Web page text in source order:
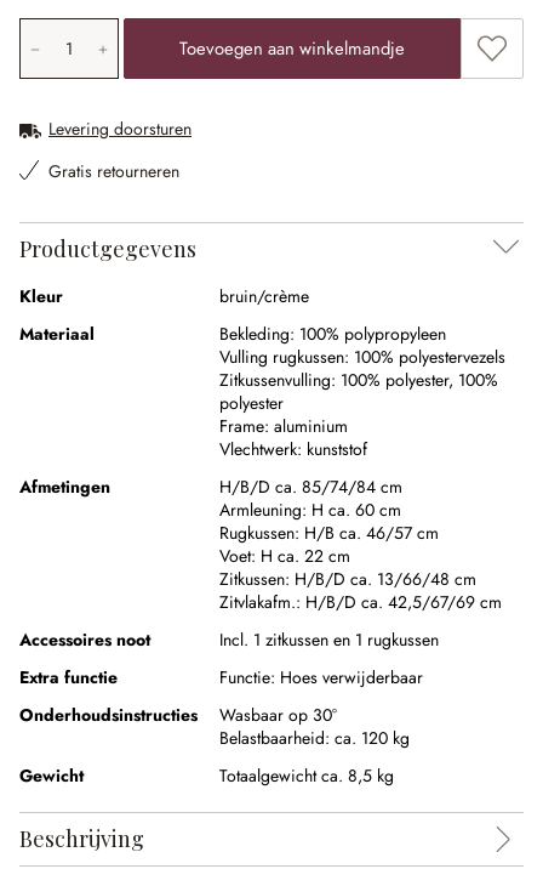
Producthoeveelheid: voer de gewenste waarde in of
Toevoegen aan winkelmandje
Levering doorsturen
Gratis retourneren
Productgegevens
Kleur
bruin/crème
Materiaal
Bekleding: 100% polypropyleen
Vulling rugkussen: 100% polyestervezels
Zitkussenvulling: 100% polyester, 100%
polyester
Frame: aluminium
Vlechtwerk: kunststof
Afmetingen
H/B/D ca. 85/74/84 cm
Armleuning: H ca. 60 cm
Rugkussen: H/B ca. 46/57 cm
Voet: H ca. 22 cm
Zitkussen: H/B/D ca. 13/66/48 cm
Zitvlakafm.: H/B/D ca. 42,5/67/69 cm
Accessoires noot
Incl. 1 zitkussen en 1 rugkussen
Extra functie
Functie: Hoes verwijderbaar
Onderhoudsinstructies
Wasbaar op 30°
Belastbaarheid: ca. 120 kg
Gewicht
Totaalgewicht ca. 8,5 kg
Beschrijving